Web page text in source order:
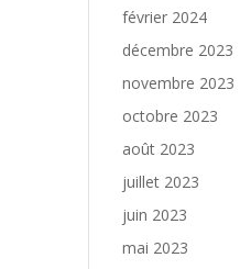
février 2024
décembre 2023
novembre 2023
octobre 2023
août 2023
juillet 2023
juin 2023
mai 2023